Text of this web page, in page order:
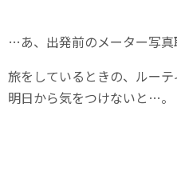
…あ、出発前のメーター写真
旅をしているときの、ルーテ
明日から気をつけないと…。